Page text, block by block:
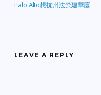
Palo Alto想抗州法禁建華廈
LEAVE A REPLY